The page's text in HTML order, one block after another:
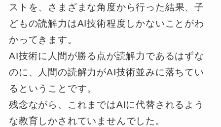
ストを、さまざまな角度から行った結果、子
どもの読解力はAI技術程度しかないことがわ
かってきます。
AI技術に人間が勝る点が読解力であるはずな
のに、人間の読解力がAI技術並みに落ちてい
るということです。
残念ながら、これまではAIに代替されるよう
な教育しかされていませんでした。